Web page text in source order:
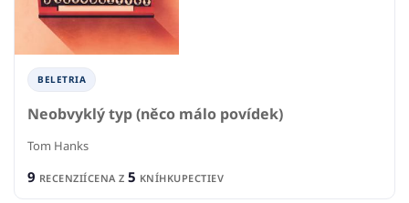
BELETRIA
Neobvyklý typ (něco málo povídek)
Tom Hanks
9 RECENZIÍCENA Z 5 KNÍHKUPECTIEV